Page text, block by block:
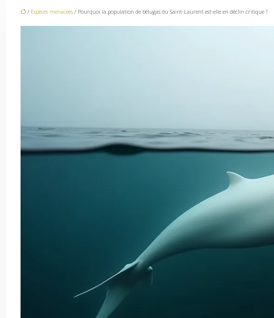
/ Espèces menacées / Pourquoi la population de bélugas du Saint-Laurent est-elle en déclin critique ?